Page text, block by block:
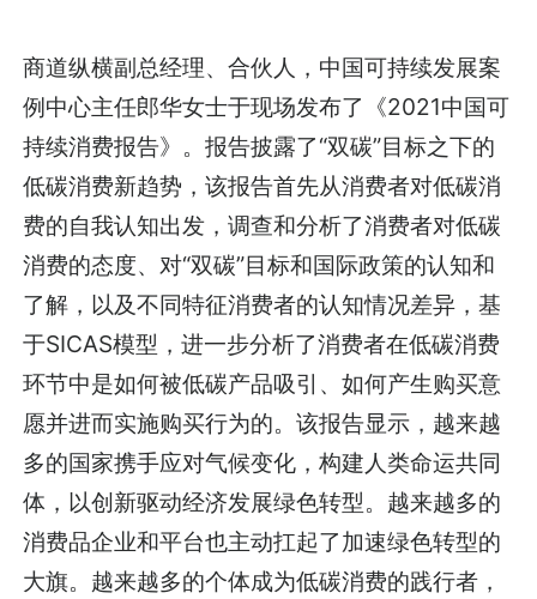
商道纵横副总经理、合伙人，中国可持续发展案
例中心主任郎华女士于现场发布了《2021中国可
持续消费报告》。报告披露了“双碳”目标之下的
低碳消费新趋势，该报告首先从消费者对低碳消
费的自我认知出发，调查和分析了消费者对低碳
消费的态度、对“双碳”目标和国际政策的认知和
了解，以及不同特征消费者的认知情况差异，基
于SICAS模型，进一步分析了消费者在低碳消费
环节中是如何被低碳产品吸引、如何产生购买意
愿并进而实施购买行为的。该报告显示，越来越
多的国家携手应对气候变化，构建人类命运共同
体，以创新驱动经济发展绿色转型。越来越多的
消费品企业和平台也主动扛起了加速绿色转型的
大旗。越来越多的个体成为低碳消费的践行者，